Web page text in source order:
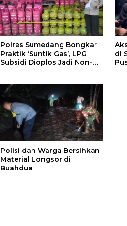
Polres Sumedang Bongkar
Praktik ‘Suntik Gas’, LPG
Subsidi Dioplos Jadi Non-
di
Polisi dan Warga Bersihkan
Material Longsor di
Buahdua